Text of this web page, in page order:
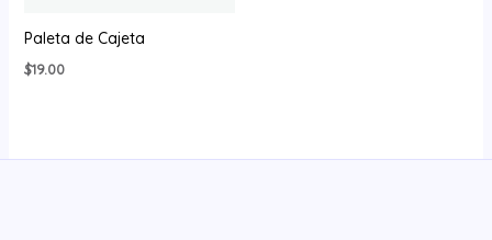
Paleta de Cajeta
$19.00